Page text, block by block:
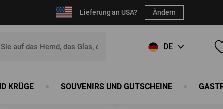
Lieferung an USA? Ändern
DE
SK
Ihren Favoriten hinzuzufügen,registrieren Sie sich bitte.
KRÜGE SOUVENIRS UND GUTSCHEINE